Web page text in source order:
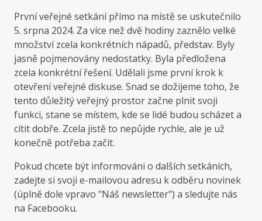
První veřejné setkání přímo na místě se uskutečnilo
5. srpna 2024. Za více než dvě hodiny zaznělo velké
množství zcela konkrétních nápadů, představ. Byly
jasně pojmenovány nedostatky. Byla předložena
zcela konkrétní řešení. Udělali jsme první krok k
otevření veřejné diskuse. Snad se dožijeme toho, že
tento důležitý veřejný prostor začne plnit svoji
funkci, stane se místem, kde se lidé budou scházet a
cítit dobře. Zcela jistě to nepůjde rychle, ale je už
konečně potřeba začít.
Pokud chcete být informováni o dalších setkáních,
zadejte si svoji e-mailovou adresu k odběru novinek
(úplně dole vpravo "Náš newsletter") a sledujte nás
na Facebooku.